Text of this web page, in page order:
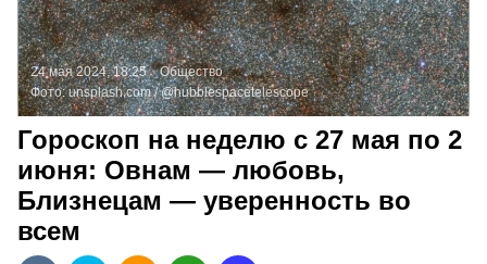
24 мая 2024, 18:25
Общество
Фото:unsplash.com/ @hubblespacetelescope
Гороскоп на неделю с 27 мая по 2
июня: Овнам — любовь,
Близнецам — уверенность во
всем